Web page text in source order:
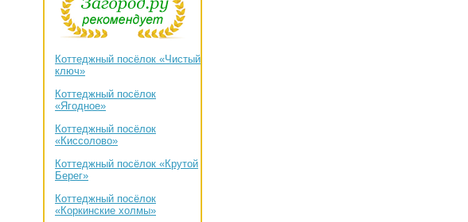
Коттеджный посёлок «Чистый
ключ»
Коттеджный посёлок
«Ягодное»
Коттеджный посёлок
«Киссолово»
Коттеджный посёлок «Крутой
Берег»
Коттеджный посёлок
«Коркинские холмы»